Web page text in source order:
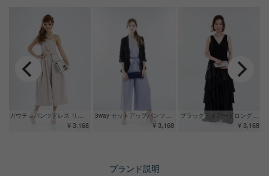
¥ 3,168
ブラックティアードロングドレス
¥ 3,168
ガウチョパンツドレス リボン付き ベージュ
¥ 3,168
ブランド説明